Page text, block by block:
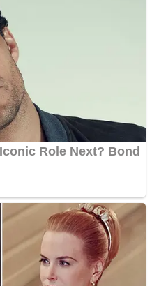
mentir, je souhaitais
Normandie et ainsi
détermination et fierté à
titre de deuxième dauphine
pour moi et une victoire
Grâce au soutien du public,
dauphines, et je suis
place.